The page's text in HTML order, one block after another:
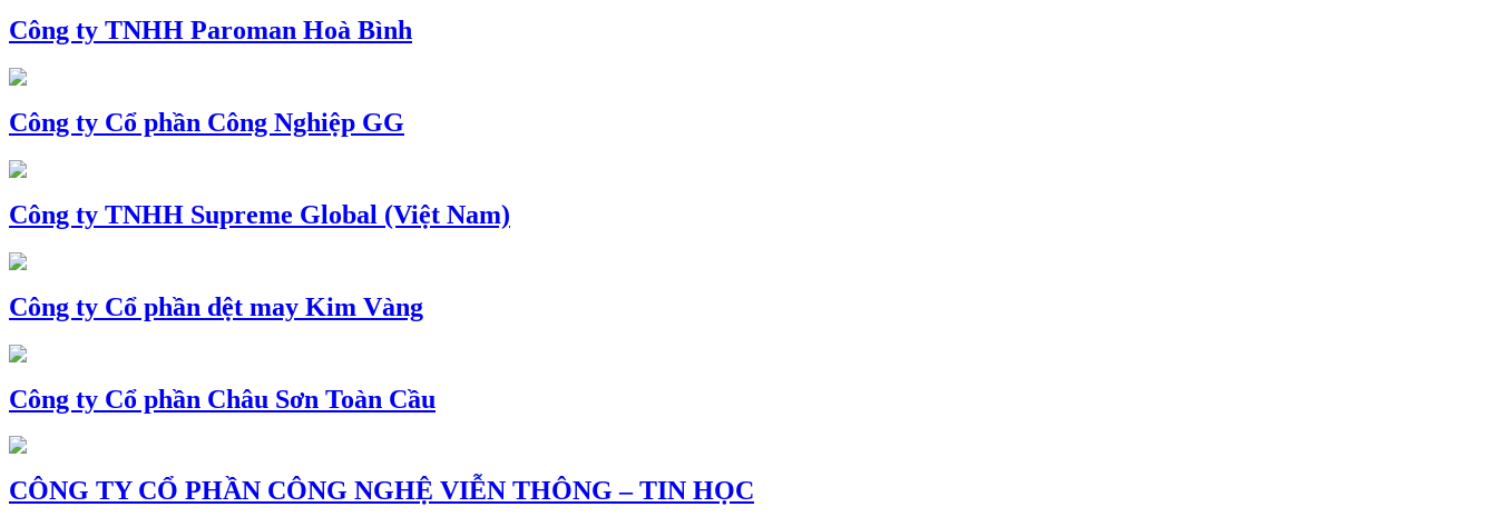
Công ty TNHH Paroman Hoà Bình
Công ty Cổ phần Công Nghiệp GG
Công ty TNHH Supreme Global (Việt Nam)
Công ty Cổ phần dệt may Kim Vàng
Công ty Cổ phần Châu Sơn Toàn Cầu
CÔNG TY CỔ PHẦN CÔNG NGHỆ VIỄN THÔNG – TIN HỌC